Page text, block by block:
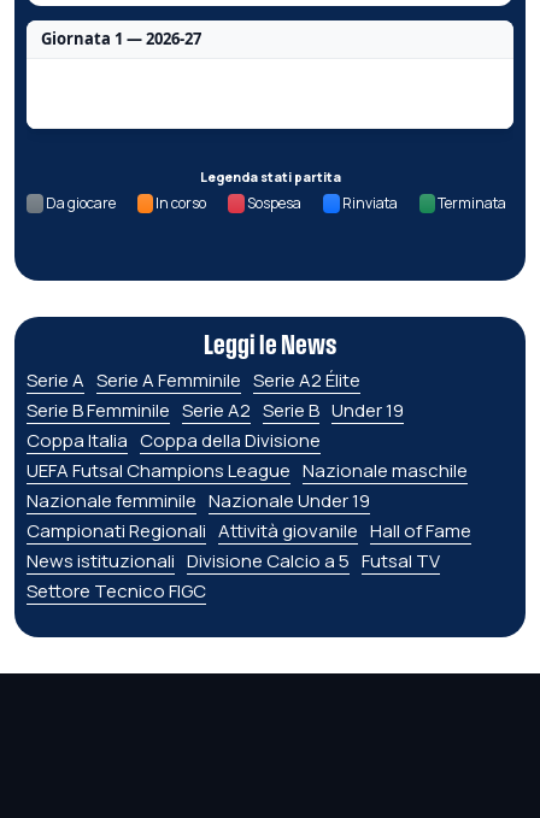
Giornata 1 — 2026-27
Legenda stati partita
Da giocare In corso Sospesa Rinviata Terminata
Leggi le News
Serie A Serie A Femminile Serie A2 Élite
Serie B Femminile Serie A2 Serie B Under 19
Coppa Italia Coppa della Divisione
UEFA Futsal Champions League Nazionale maschile
Nazionale femminile Nazionale Under 19
Campionati Regionali Attività giovanile Hall of Fame
News istituzionali Divisione Calcio a 5 Futsal TV
Settore Tecnico FIGC